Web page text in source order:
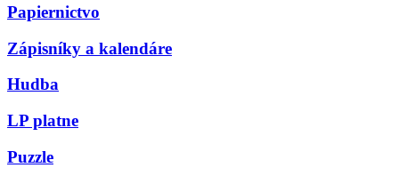
Papiernictvo
Zápisníky a kalendáre
Hudba
LP platne
Puzzle